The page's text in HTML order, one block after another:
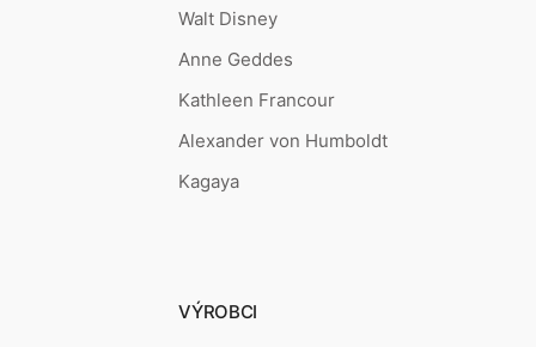
Walt Disney
Anne Geddes
Kathleen Francour
Alexander von Humboldt
Kagaya
VÝROBCI